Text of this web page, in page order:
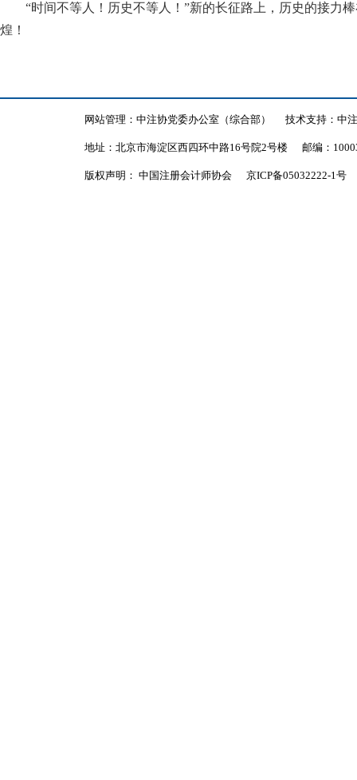
“时间不等人！历史不等人！”新的长征路上，历史的接力
煌！
网站管理：中注协党委办公室（综合部） 技术支持：中
地址：北京市海淀区西四环中路16号院2号楼 邮编：
版权声明： 中国注册会计师协会 京ICP备05032222-1号